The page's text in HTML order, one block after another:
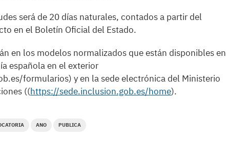
será de 20 días naturales, contados a partir del
en el Boletín Oficial del Estado.
en los modelos normalizados que están disponibles en
española en el exterior
formularios) y en la sede electrónica del Ministerio
((https://sede.inclusion.gob.es/home).
ANO PUBLICA